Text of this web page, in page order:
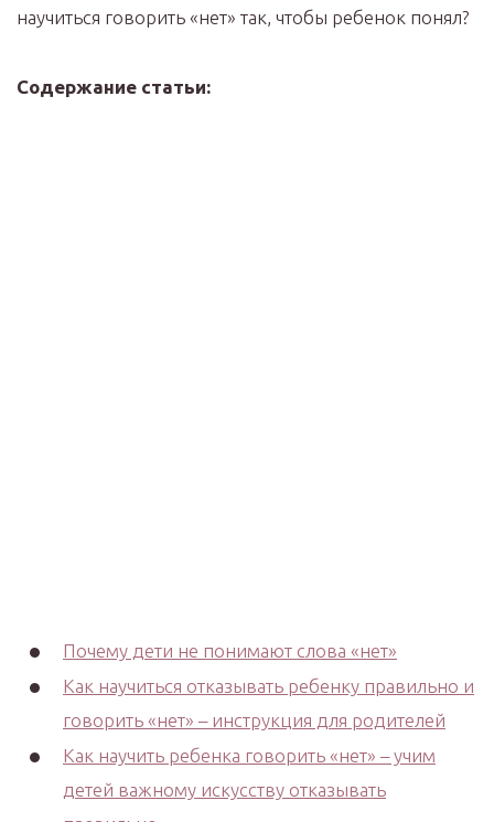
научиться говорить «нет» так, чтобы ребенок понял?
Содержание статьи:
Почему дети не понимают слова «нет»
Как научиться отказывать ребенку правильно и
говорить «нет» – инструкция для родителей
Как научить ребенка говорить «нет» – учим
детей важному искусству отказывать